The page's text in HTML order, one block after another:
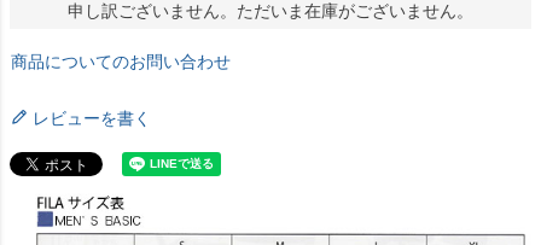
申し訳ございません。ただいま在庫がございません。
商品についてのお問い合わせ
レビューを書く